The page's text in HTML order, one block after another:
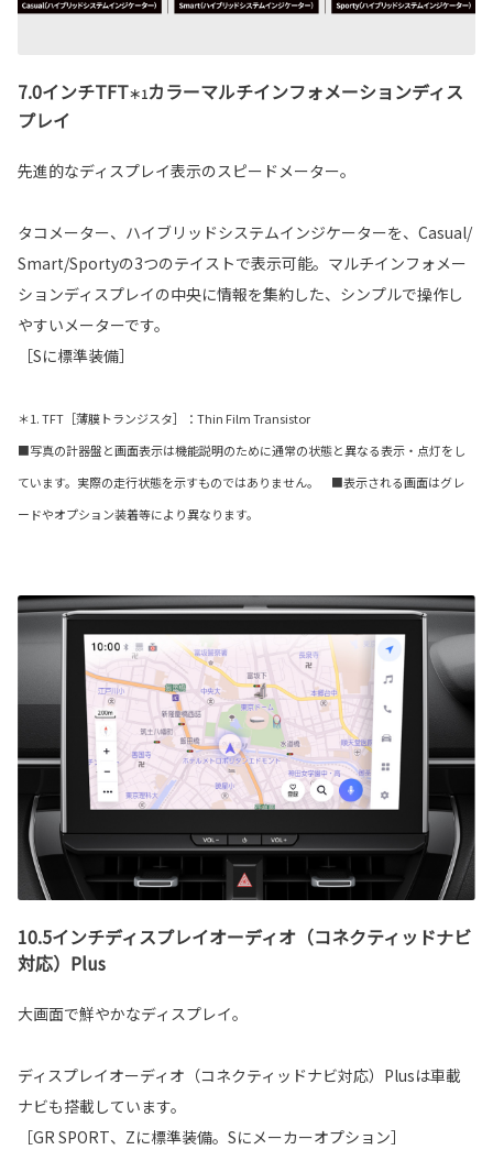
7.0インチTFT＊1カラーマルチインフォメーションディス
プレイ
先進的なディスプレイ表示のスピードメーター。
タコメーター、ハイブリッドシステムインジケーターを、Casual/
Smart/Sportyの3つのテイストで表示可能。マルチインフォメー
ションディスプレイの中央に情報を集約した、シンプルで操作し
やすいメーターです。
［Sに標準装備］
＊1. TFT［薄膜トランジスタ］：Thin Film Transistor
■写真の計器盤と画面表示は機能説明のために通常の状態と異なる表示・点灯をし
ています。実際の走行状態を示すものではありません。 ■表示される画面はグレ
ードやオプション装着等により異なります。
10.5インチディスプレイオーディオ（コネクティッドナビ
対応）Plus
大画面で鮮やかなディスプレイ。
ディスプレイオーディオ（コネクティッドナビ対応）Plusは車載
ナビも搭載しています。
［GR SPORT、Zに標準装備。Sにメーカーオプション］